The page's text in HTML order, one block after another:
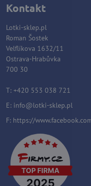
Kontakt
Lotki-sklep.pl
Roman Šostek
Velflíkova 1632/11
Ostrava-Hrabůvka
700 30
T: +420 553 038 721
E: info@lotki-sklep.pl
F: https://